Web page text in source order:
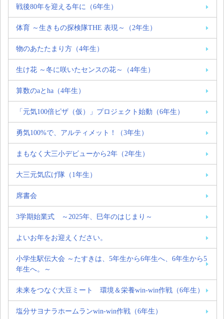
戦後80年を迎える年に（6年生）
体育 ～生きもの探検隊THE 表現～（2年生）
物のあたたまり方（4年生）
生け花 ～冬に咲いたセンスの花～（4年生）
算数のaとha（4年生）
「元気100倍ピザ（仮）」プロジェクト始動（6年生）
勇気100%で、アルティメット！（3年生）
まもなく大三小デビューから2年（2年生）
大三元気広げ隊（1年生）
席書会
3学期始業式 ～2025年、巳年のはじまり～
よいお年をお迎えください。
小学生駅伝大会 ～たすきは、5年生から6年生へ、6年生から5
年生へ。～
未来をつなぐ大豆ミート 環境＆栄養win-win作戦（6年生）
塩分サヨナラホームランwin-win作戦（6年生）